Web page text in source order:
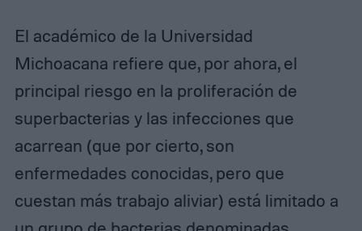
El académico de la Universidad
Michoacana refiere que, por ahora, el
principal riesgo en la proliferación de
superbacterias y las infecciones que
acarrean (que por cierto, son
enfermedades conocidas, pero que
cuestan más trabajo aliviar) está limitado a